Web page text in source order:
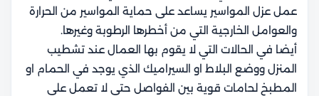
عمل عزل المواسير يساعد على حماية المواسير من الحرارة
والعوامل الخارجية التي من أخطرها الرطوبة وغيرها.
أيضا في الحالات التي لا يقوم بها العمال عند تشطيب
المنزل ووضع البلاط او السيراميك الذي يوجد في الحمام او
المطبخ لحامات قوية بين الفواصل حتى لا تعمل على